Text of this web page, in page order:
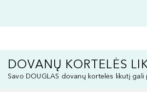
DOVANŲ KORTELĖS
Savo DOUGLAS dovanų kortelės likutį